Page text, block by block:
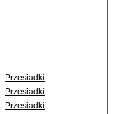
Przesiadki
Przesiadki
Przesiadki